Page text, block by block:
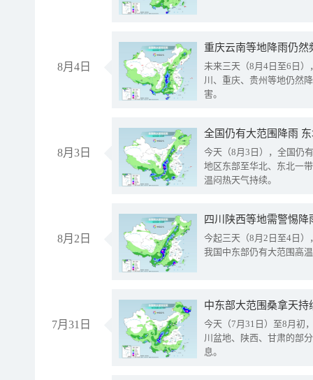
8月4日
重庆云南等地降雨仍然
未来三天（8月4日至6日
川、重庆、贵州等地仍然
害。
8月3日
全国仍有大范围降雨
今天（8月3日），全国仍
地区东部至华北、东北一
温闷热天气持续。
8月2日
今起三天（8月2日至4日
我国中东部仍有大范围高
7月31日
中东部大范围桑拿天
今天（7月31日）至8月初
川盆地、陕西、甘肃的部
息。